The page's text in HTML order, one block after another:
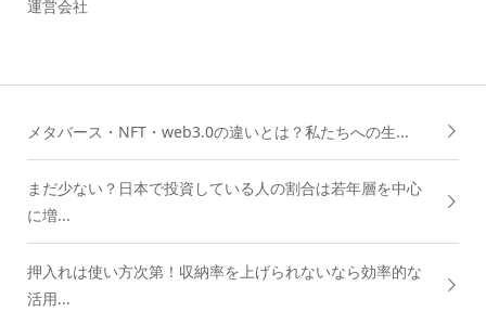
運営会社
メタバース・NFT・web3.0の違いとは？私たちへの生...
まだ少ない？日本で投資している人の割合は若年層を中心
に増...
押入れは使い方次第！収納率を上げられないなら効率的な
活用...